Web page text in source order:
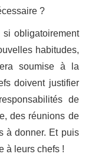
?
obligatoirement
habitudes,
soumise à la
doivent justifier
de
des réunions de
à donner. Et puis
à leurs chefs !